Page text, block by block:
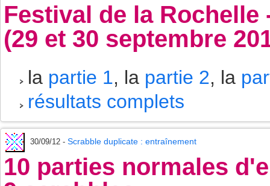
Festival de la Rochelle
(29 et 30 septembre
la partie 1, la partie 2, la
résultats complets
30/09/12 - Scrabble duplicate : entraînement
10 parties normales